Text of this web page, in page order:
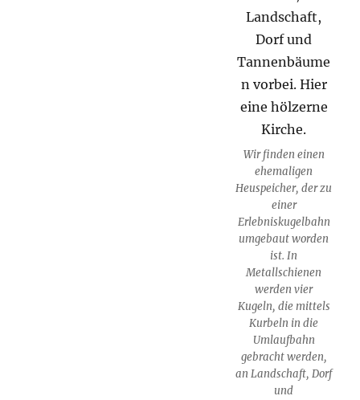
Wir finden einen
ehemaligen
Heuspeicher, der zu
einer
Erlebniskugelbahn
umgebaut worden
ist. In
Metallschienen
werden vier
Kugeln, die mittels
Kurbeln in die
Umlaufbahn
gebracht werden,
an Landschaft, Dorf
und